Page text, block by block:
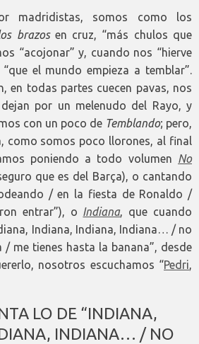
madridistas, somos como los
brazosen cruz, “más chulos que
“acojonar” y, cuando nos “hierve
el mundo empieza a temblar”.
en todas partes cuecen pavas, nos
por un melenudo del Rayo, y
con un poco de Temblando; pero,
como somos poco llorones, al final
poniendo a todo volumen No
que es del Barça), o cantando
/ en la fiesta de Ronaldo /
entrar”), o Indiana, que cuando
Indiana, Indiana, Indiana… / no
me tienes hasta la banana”, desde
nosotros escuchamos “Pedri
LO DE “INDIANA,
INDIANA… / NO